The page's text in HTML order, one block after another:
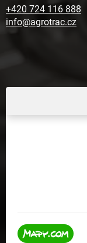
+420 724 116 888
info@agrotrac.cz